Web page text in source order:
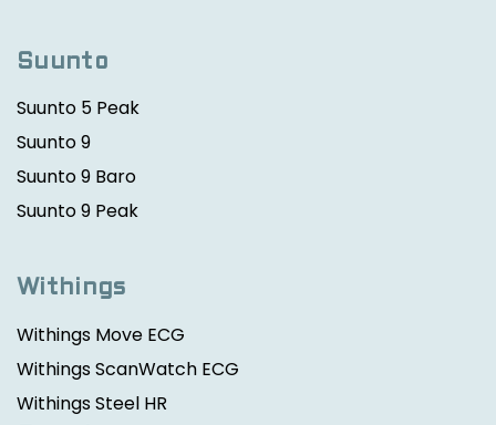
Suunto
Suunto 5 Peak
Suunto 9
Suunto 9 Baro
Suunto 9 Peak
Withings
Withings Move ECG
Withings ScanWatch ECG
Withings Steel HR